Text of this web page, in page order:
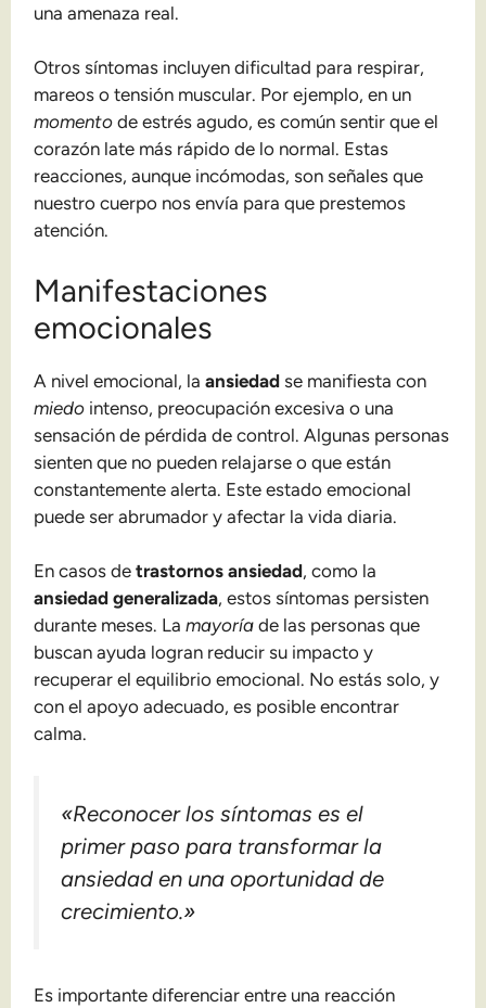
una amenaza real.
Otros síntomas incluyen dificultad para respirar,
mareos o tensión muscular. Por ejemplo, en un
momento de estrés agudo, es común sentir que el
corazón late más rápido de lo normal. Estas
reacciones, aunque incómodas, son señales que
nuestro cuerpo nos envía para que prestemos
atención.
Manifestaciones
emocionales
A nivel emocional, laansiedad se manifiesta con
miedo intenso, preocupación excesiva o una
sensación de pérdida de control. Algunas personas
sienten que no pueden relajarse o que están
constantemente alerta. Este estado emocional
puede ser abrumador y afectar la vida diaria.
En casos detrastornos ansiedad, como la
ansiedad generalizada, estos síntomas persisten
durante meses. Lamayoría de las personas que
buscan ayuda logran reducir su impacto y
recuperar el equilibrio emocional. No estás solo, y
con el apoyo adecuado, es posible encontrar
calma.
«Reconocer los síntomas es el
primer paso para transformar la
ansiedad en una oportunidad de
crecimiento.»
Es importante diferenciar entre una reacción